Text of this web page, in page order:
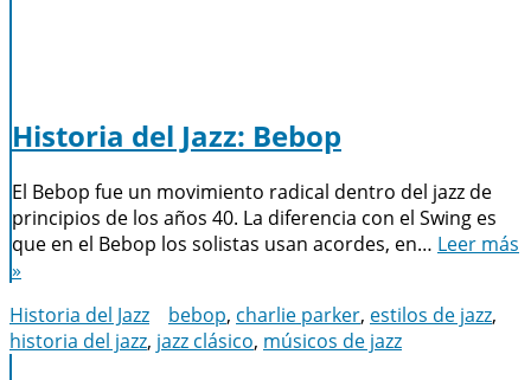
Historia del Jazz: Bebop
El Bebop fue un movimiento radical dentro del jazz de
principios de los años 40. La diferencia con el Swing es
que en el Bebop los solistas usan acordes, en… Leer más
»
Historia del Jazz
bebop, charlie parker, estilos de jazz,
historia del jazz, jazz clásico, músicos de jazz